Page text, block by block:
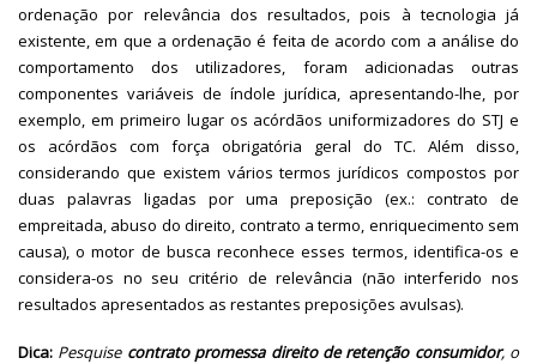
ordenação por relevância dos resultados, pois à tecnologia já
existente, em que a ordenação é feita de acordo com a análise do
comportamento dos utilizadores, foram adicionadas outras
componentes variáveis de índole jurídica, apresentando-lhe, por
exemplo, em primeiro lugar os acórdãos uniformizadores do STJ e
os acórdãos com força obrigatória geral do TC. Além disso,
considerando que existem vários termos jurídicos compostos por
duas palavras ligadas por uma preposição (ex.: contrato de
empreitada, abuso do direito, contrato a termo, enriquecimento sem
causa), o motor de busca reconhece esses termos, identifica-os e
considera-os no seu critério de relevância (não interferido nos
resultados apresentados as restantes preposições avulsas).
Dica: Pesquise contrato promessa direito de retenção consumidor, o